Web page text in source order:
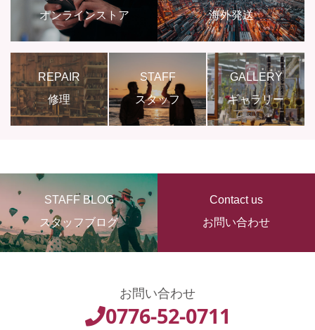
オンラインストア 海外発送
REPAIR
修理
STAFF
スタッフ
GALLERY
ギャラリー
STAFF BLOG
スタッフブログ
Contact us
お問い合わせ
お問い合わせ
0776-52-0711